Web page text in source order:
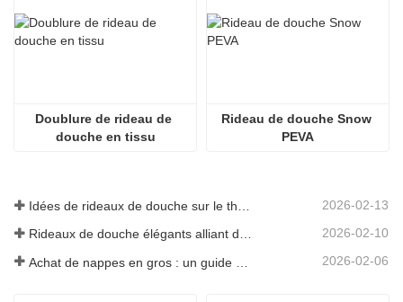
Doublure de rideau de
douche en tissu
Rideau de douche Snow
PEVA
2026-02-13
Rideaux de douche élégants alliant design et fonctionnalité 2026-02-10
2026-02-06